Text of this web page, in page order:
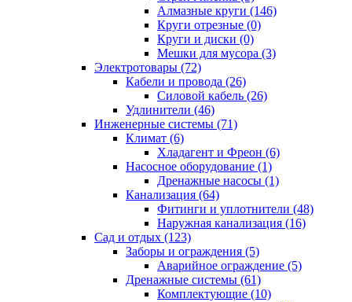
Алмазные круги (146)
Круги отрезные (0)
Круги и диски (0)
Мешки для мусора (3)
Электротовары (72)
Кабели и провода (26)
Силовой кабель (26)
Удлинители (46)
Инженерные системы (71)
Климат (6)
Хладагент и Фреон (6)
Насосное оборудование (1)
Дренажные насосы (1)
Канализация (64)
Фитинги и уплотнители (48)
Наружная канализация (16)
Сад и отдых (123)
Заборы и ограждения (5)
Аварийное ограждение (5)
Дренажные системы (61)
Комплектующие (10)